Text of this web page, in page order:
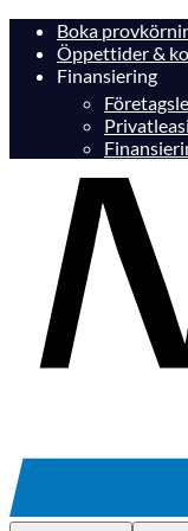
Boka
Öppettider &
Finansiering